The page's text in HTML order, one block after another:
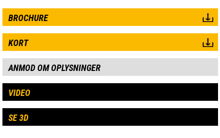
BROCHURE
KORT
ANMOD OM OPLYSNINGER
VIDEO
SE 3D